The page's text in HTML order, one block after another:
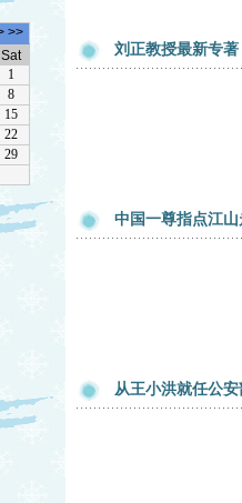
刘正教授最新专
中国一尊指点江
从王小洪就任公